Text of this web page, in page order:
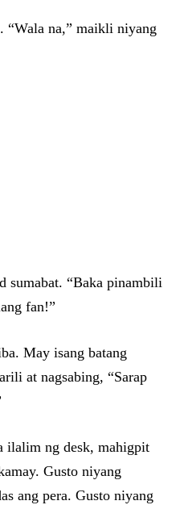
“Wala na,” maikli niyang
sumabat. “Baka pinambili
fan!”
May isang batang
at nagsabing, “Sarap
ilalim ng desk, mahigpit
Gusto niyang
ang pera. Gusto niyang